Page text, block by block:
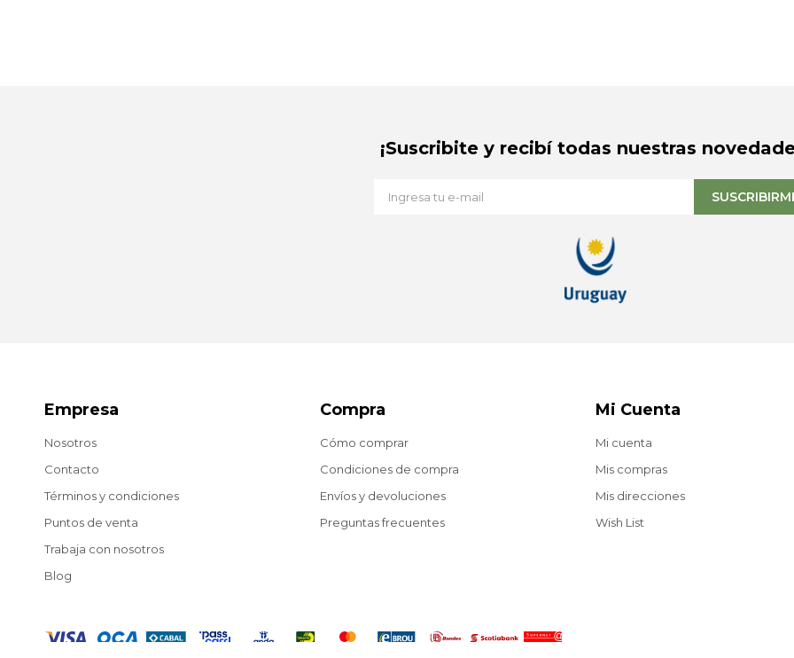
Empresa
Nosotros
Contacto
Términos y condiciones
Puntos de venta
Trabaja con nosotros
Blog
Compra
Cómo comprar
Condiciones de compra
Envíos y devoluciones
Preguntas frecuentes
Mi Cuenta
Mi cuenta
Mis compras
Mis direcciones
Wish List
¡Suscribite y recibí todas nuestras